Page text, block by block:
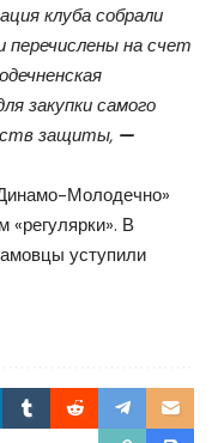
клуба собрали
на счет
закупки самого
защиты, —
Молодечно»
«регулярки». В
уступили